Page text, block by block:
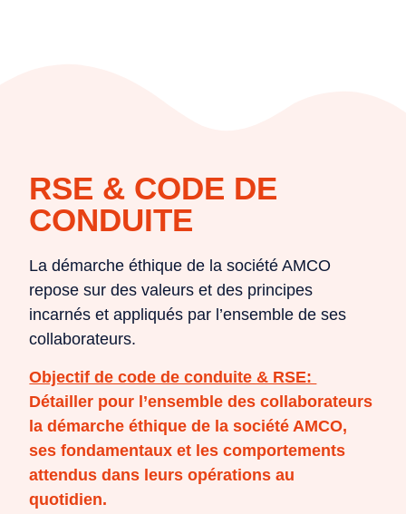
RSE & CODE DE
CONDUITE
La démarche éthique de la société AMCO
repose sur des valeurs et des principes
incarnés et appliqués par l’ensemble de ses
collaborateurs.
Objectif de code de conduite & RSE:
Détailler pour l’ensemble des collaborateurs
la démarche éthique de la société AMCO,
ses fondamentaux et les comportements
attendus dans leurs opérations au
quotidien.